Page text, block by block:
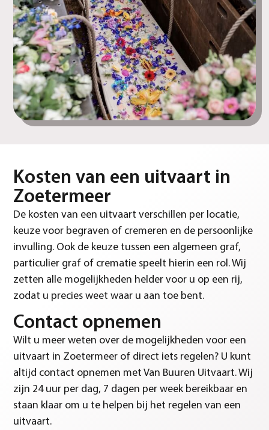
Kosten van een uitvaart in
Zoetermeer
De kosten van een uitvaart verschillen per locatie,
keuze voor begraven of cremeren en de persoonlijke
invulling. Ook de keuze tussen een algemeen graf,
particulier graf of crematie speelt hierin een rol. Wij
zetten alle mogelijkheden helder voor u op een rij,
zodat u precies weet waar u aan toe bent.
Contact opnemen
Wilt u meer weten over de mogelijkheden voor een
uitvaart in Zoetermeer of direct iets regelen? U kunt
altijd contact opnemen met Van Buuren Uitvaart. Wij
zijn 24 uur per dag, 7 dagen per week bereikbaar en
staan klaar om u te helpen bij het regelen van een
uitvaart.